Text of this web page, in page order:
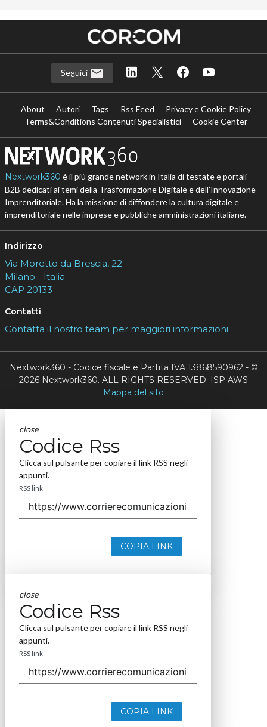
Seguici
About Autori Tags Rss Feed
Privacy e Cookie Policy
Terms&Conditions Contenuti Specialistici
Cookie Center
Nextwork360 è il più grande network in Italia di testate e portali
B2B dedicati ai temi della Trasformazione Digitale e dell’Innovazione
Imprenditoriale. Ha la missione di diffondere la cultura digitale e
imprenditoriale nelle imprese e pubbliche amministrazioni italiane.
Indirizzo
Via Moretto da Brescia, 22
Milano - Italia
CAP 20133
Contatti
Contatta il nostro team per maggiori informazioni
Nextwork360 - Codice fiscale e Partita IVA 13868590962 - ©
2026 Nextwork360. ALL RIGHTS RESERVED. ISP AWS
Mappa del sito
close
Codice Rss
Clicca sul pulsante per copiare il link RSS negli
appunti.
RSS link
COPIA LINK
close
Codice Rss
Clicca sul pulsante per copiare il link RSS negli
appunti.
RSS link
COPIA LINK